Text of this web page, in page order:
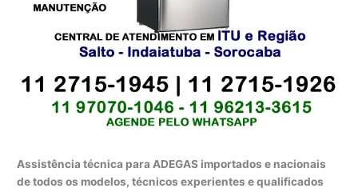
Assistência técnica para ADEGAS importados e nacionais
de todos os modelos, técnicos experientes e qualificados